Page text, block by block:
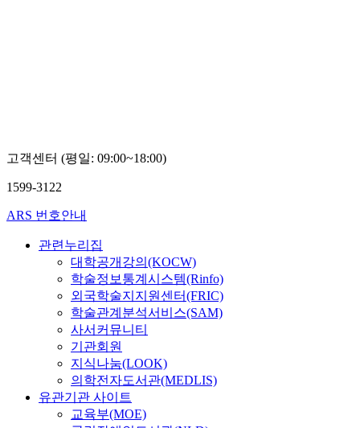
고객센터 (평일: 09:00~18:00)
1599-3122
ARS 번호안내
관련누리집
대학공개강의(KOCW)
학술정보통계시스템(Rinfo)
외국학술지지원센터(FRIC)
학술관계분석서비스(SAM)
사서커뮤니티
기관회원
지식나눔(LOOK)
의학전자도서관(MEDLIS)
유관기관 사이트
교육부(MOE)